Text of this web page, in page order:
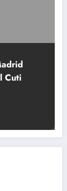
Cuti